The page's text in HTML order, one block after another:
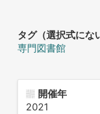
タグ（選択式にな
専門図書館
開催年
2021